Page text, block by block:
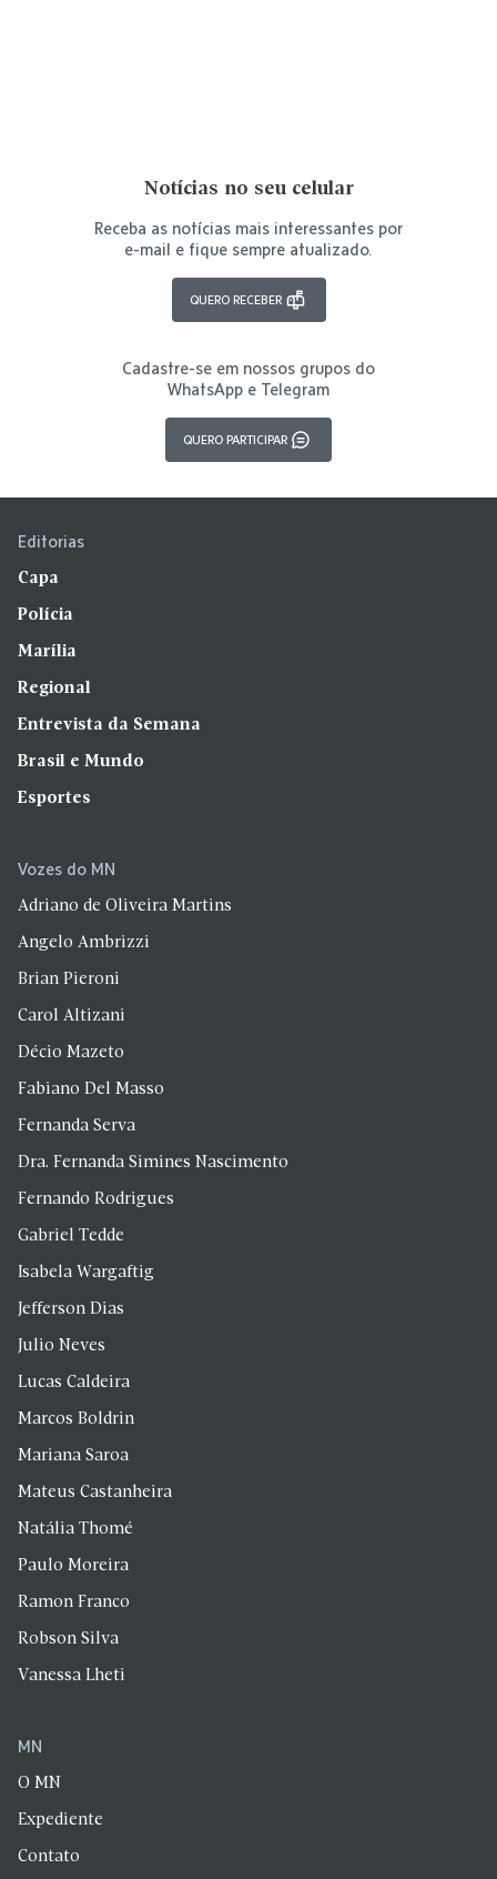
Notícias no seu celular
Receba as notícias mais interessantes por
e-mail e fique sempre atualizado.
QUERO RECEBER
Cadastre-se em nossos grupos do
WhatsApp e Telegram
QUERO PARTICIPAR
Editorias
Capa
Polícia
Marília
Regional
Entrevista da Semana
Brasil e Mundo
Esportes
Vozes do MN
Adriano de Oliveira Martins
Angelo Ambrizzi
Brian Pieroni
Carol Altizani
Décio Mazeto
Fabiano Del Masso
Fernanda Serva
Dra. Fernanda Simines Nascimento
Fernando Rodrigues
Gabriel Tedde
Isabela Wargaftig
Jefferson Dias
Julio Neves
Lucas Caldeira
Marcos Boldrin
Mariana Saroa
Mateus Castanheira
Natália Thomé
Paulo Moreira
Ramon Franco
Robson Silva
Vanessa Lheti
MN
O MN
Expediente
Contato